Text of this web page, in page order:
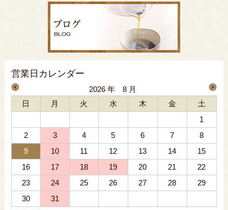
営業日カレンダー
2026 年 8 月
日
月 火 水 木 金
土
1
2
3 4 5 6 7
8
9
10 11 12 13 14
15
16
17 18 19 20 21
22
23
24 25 26 27 28
29
30
31